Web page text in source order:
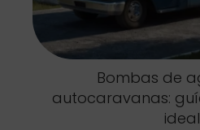
Bombas de
autocaravanas:
ideal